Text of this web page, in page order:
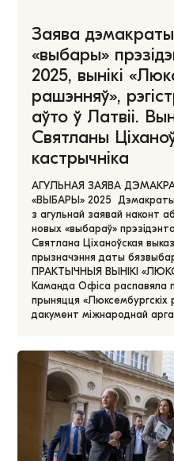
Заява
«выбары»
2025, вынікі
рашэнняў»,
аўто ў Латвіі.
Святланы
кастрычніка
АГУЛЬНАЯ ЗАЯВА
«ВЫБАРЫ» 2025
з агульнай заявай наконт
новых «выбараў»
Святлана Ціханоўская
прызначэння даты
ПРАКТЫЧНЫЯ ВЫНІКІ
Каманда Офіса распавяла
прыняцця «Люксембургскіх
дакумент міжнароднай